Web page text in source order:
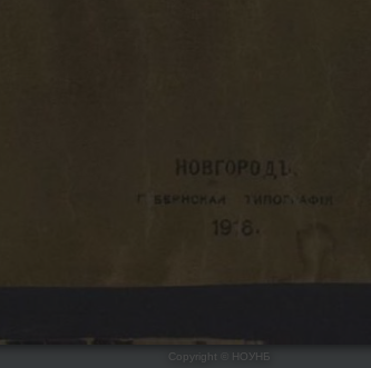
Copyright © НОУНБ